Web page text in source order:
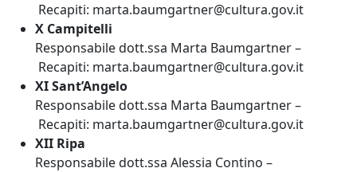
Recapiti: marta.baumgartner@cultura.gov.it
X Campitelli
Responsabile dott.ssa Marta Baumgartner –
Recapiti: marta.baumgartner@cultura.gov.it
XI Sant’Angelo
Responsabile dott.ssa Marta Baumgartner –
Recapiti: marta.baumgartner@cultura.gov.it
XII Ripa
Responsabile dott.ssa Alessia Contino –